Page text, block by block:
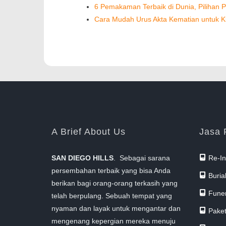
6 Pemakaman Terbaik di Dunia, Pilihan
Cara Mudah Urus Akta Kematian untuk
A Brief About Us
SAN DIEGO HILLS . Sebagai sarana
persembahan terbaik yang bisa Anda
berikan bagi orang-orang terkasih yang
telah berpulang. Sebuah tempat yang
nyaman dan layak untuk mengantar dan
mengenang kepergian mereka menuju
Jasa
Re-